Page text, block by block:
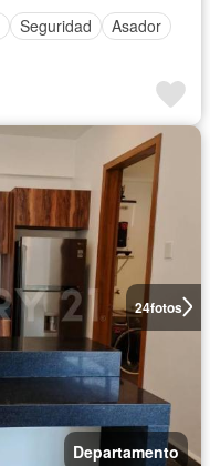
Seguridad
Asador
24fotos
Departamento